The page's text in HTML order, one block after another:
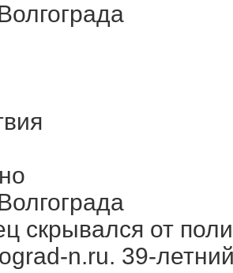
скрывался от
n.ru. 39-